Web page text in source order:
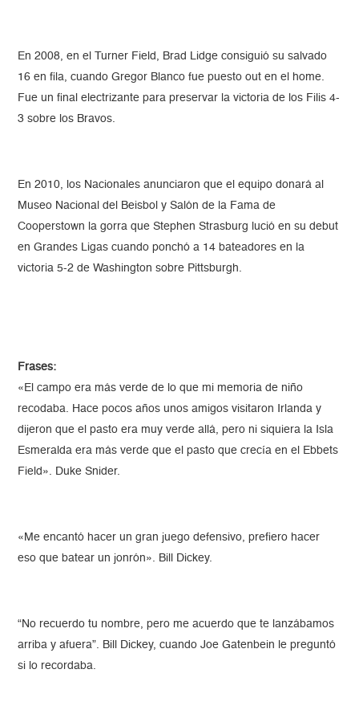
En 2008, en el Turner Field, Brad Lidge consiguió su salvado
16 en fila, cuando Gregor Blanco fue puesto out en el home.
Fue un final electrizante para preservar la victoria de los Filis 4-
3 sobre los Bravos.
En 2010, los Nacionales anunciaron que el equipo donará al
Museo Nacional del Beisbol y Salón de la Fama de
Cooperstown la gorra que Stephen Strasburg lució en su debut
en Grandes Ligas cuando ponchó a 14 bateadores en la
victoria 5-2 de Washington sobre Pittsburgh.
Frases:
«El campo era más verde de lo que mi memoria de niño
recodaba. Hace pocos años unos amigos visitaron Irlanda y
dijeron que el pasto era muy verde allá, pero ni siquiera la Isla
Esmeralda era más verde que el pasto que crecía en el Ebbets
Field». Duke Snider.
«Me encantó hacer un gran juego defensivo, prefiero hacer
eso que batear un jonrón». Bill Dickey.
“No recuerdo tu nombre, pero me acuerdo que te lanzábamos
arriba y afuera”. Bill Dickey, cuando Joe Gatenbein le preguntó
si lo recordaba.